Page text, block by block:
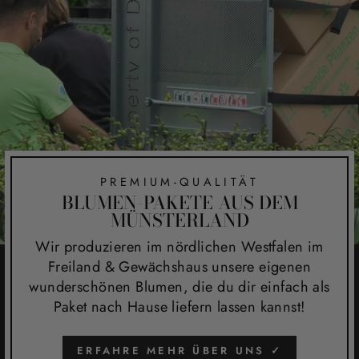
Caroline Klinger
Orchideen
Sie sind sehr gut verpackt bei
mir angekommen. Dankeschön
Ingrid Schiller
Ich bin sehr zufrieden mit der
Die Orchideen sind
PREMIUM-QUALITÄT
BLUMEN-PAKETE AUS DEM
MÜNSTERLAND
Wir produzieren im nördlichen Westfalen im
Freiland & Gewächshaus unsere eigenen
wunderschönen Blumen, die du dir einfach als
Paket nach Hause liefern lassen kannst!
ERFAHRE MEHR ÜBER UNS ✓